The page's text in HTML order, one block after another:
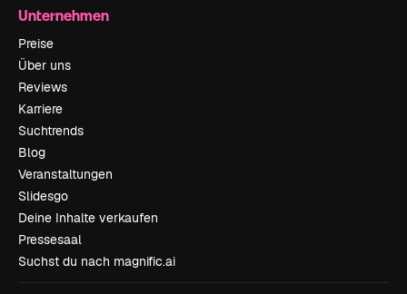
Unternehmen
Preise
Über uns
Reviews
Karriere
Suchtrends
Blog
Veranstaltungen
Slidesgo
Deine Inhalte verkaufen
Pressesaal
Suchst du nach magnific.ai